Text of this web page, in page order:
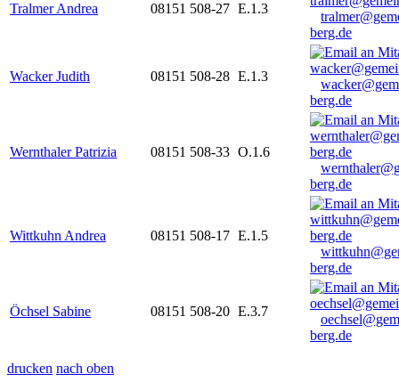
Tralmer Andrea 08151 508-27 E.1.3
berg.de
Wacker Judith 08151 508-28 E.1.3
berg.de
Wernthaler Patrizia 08151 508-33 O.1.6
berg.de
Wittkuhn Andrea 08151 508-17 E.1.5
berg.de
Öchsel Sabine 08151 508-20 E.3.7
berg.de
drucken nach oben